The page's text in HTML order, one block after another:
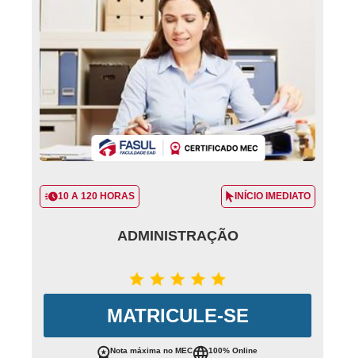
10 A 120 HORAS INÍCIO IMEDIATO
ADMINISTRAÇÃO
MATRICULE-SE
Nota máxima no MEC 100% Online